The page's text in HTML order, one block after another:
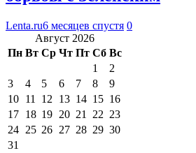
Lenta.ru6 месяцев спустя 0
Август 2026
Пн Вт Ср Чт Пт Сб Вс
1
2
3
4 5 6 7 8
9
10 11 12 13 14 15 16
17 18 19 20 21 22 23
24 25 26 27 28 29 30
31